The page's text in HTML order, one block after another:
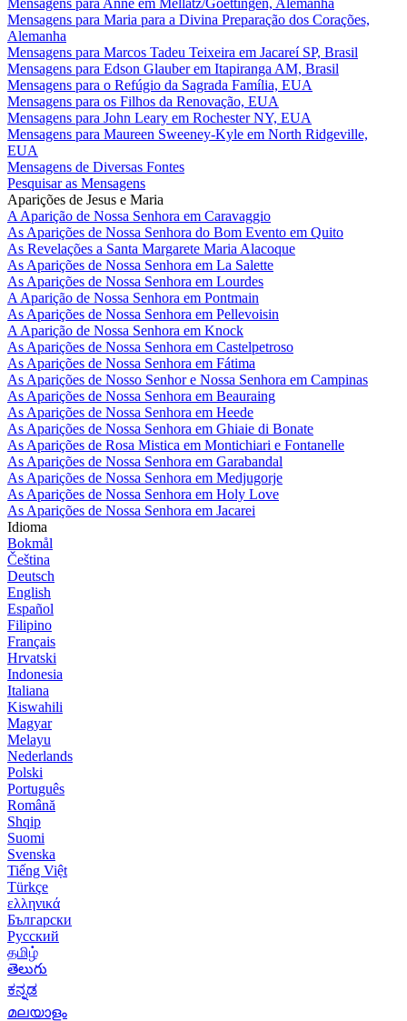
Mensagens para Maria para a Divina Preparação dos Corações,
Alemanha
Mensagens para Marcos Tadeu Teixeira em Jacareí SP, Brasil
Mensagens para Edson Glauber em Itapiranga AM, Brasil
Mensagens para o Refúgio da Sagrada Família, EUA
Mensagens para os Filhos da Renovação, EUA
Mensagens para John Leary em Rochester NY, EUA
Mensagens para Maureen Sweeney-Kyle em North Ridgeville,
EUA
Mensagens de Diversas Fontes
Pesquisar as Mensagens
Aparições de Jesus e Maria
A Aparição de Nossa Senhora em Caravaggio
As Aparições de Nossa Senhora do Bom Evento em Quito
As Revelações a Santa Margarete Maria Alacoque
As Aparições de Nossa Senhora em La Salette
As Aparições de Nossa Senhora em Lourdes
A Aparição de Nossa Senhora em Pontmain
As Aparições de Nossa Senhora em Pellevoisin
A Aparição de Nossa Senhora em Knock
As Aparições de Nossa Senhora em Castelpetroso
As Aparições de Nossa Senhora em Fátima
As Aparições de Nosso Senhor e Nossa Senhora em Campinas
As Aparições de Nossa Senhora em Beauraing
As Aparições de Nossa Senhora em Heede
As Aparições de Nossa Senhora em Ghiaie di Bonate
As Aparições de Rosa Mistica em Montichiari e Fontanelle
As Aparições de Nossa Senhora em Garabandal
As Aparições de Nossa Senhora em Medjugorje
As Aparições de Nossa Senhora em Holy Love
As Aparições de Nossa Senhora em Jacarei
Idioma
Bokmål
Čeština
Deutsch
English
Español
Filipino
Français
Hrvatski
Indonesia
Italiana
Kiswahili
Magyar
Melayu
Nederlands
Polski
Português
Română
Shqip
Suomi
Svenska
Tiếng Việt
Türkçe
ελληνικά
Български
Русский
தமிழ்
తెలుగు
ಕನ್ನಡ
മലയാളം